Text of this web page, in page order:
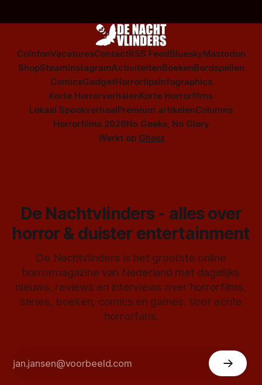
ColofonVacaturesContactRSS FeedBlueskyMastodon
ShopSteamInstagramActiviteitenBoekenBordspellen
ComicsGadgetHorrortipsInfographics
Korte HorrorverhalenKorte Horrorfilms
Lokaal SpookverhaalPremium artikelenColumns
Horrorfilms 2026No Geeks, No Glory
Werkt op Ghost
De Nachtvlinders - alles over
horror & duister entertainment
De Nachtvlinders is het grootste online
horrormagazine van Nederland met dagelijks
nieuws, reviews en interviews over horrorfilms,
series, boeken, comics en games. Voor echte
horrorfans.